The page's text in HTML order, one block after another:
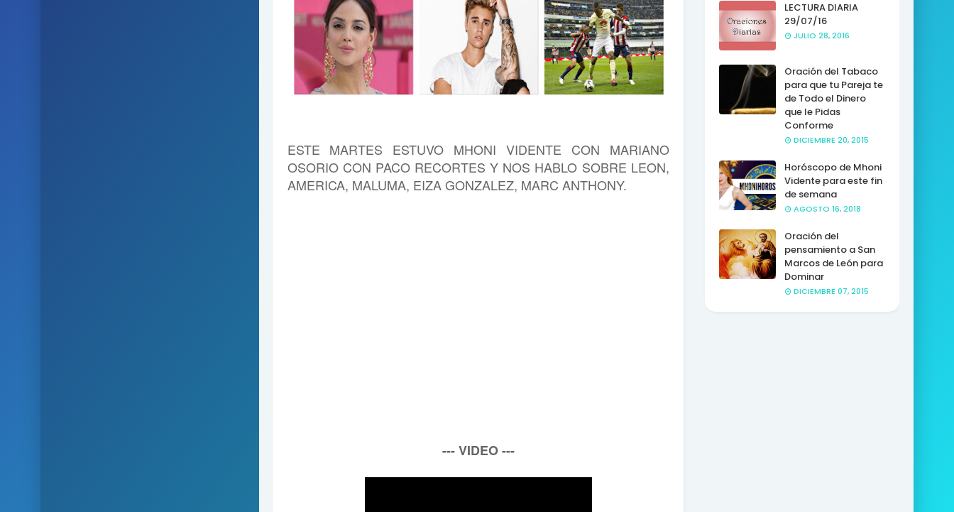
ESTE MARTES ESTUVO MHONI VIDENTE CON MARIANO
OSORIO CON PACO RECORTES Y NOS HABLO SOBRE LEON,
AMERICA, MALUMA, EIZA GONZALEZ, MARC ANTHONY.
--- VIDEO ---
LECTURA DIARIA
29/07/16
JULIO 28, 2016
Oración del Tabaco
para que tu Pareja te
de Todo el Dinero
que le Pidas
Conforme
DICIEMBRE 20, 2015
Horóscopo de Mhoni
Vidente para este fin
de semana
AGOSTO 16, 2018
Oración del
pensamiento a San
Marcos de León para
Dominar
DICIEMBRE 07, 2015